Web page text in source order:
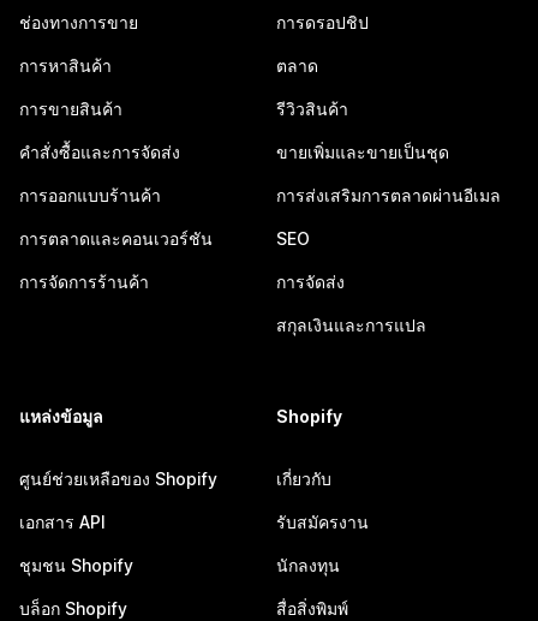
ช่องทางการขาย
การหาสินค้า
การขายสินค้า
คำสั่งซื้อและการจัดส่ง
การออกแบบร้านค้า
การตลาดและคอนเวอร์ชัน
การจัดการร้านค้า
การดรอปชิป
ตลาด
รีวิวสินค้า
ขายเพิ่มและขายเป็นชุด
การส่งเสริมการตลาดผ่านอีเมล
SEO
การจัดส่ง
สกุลเงินและการแปล
แหล่งข้อมูล
ศูนย์ช่วยเหลือของ Shopify
เอกสาร API
ชุมชน Shopify
บล็อก Shopify
Shopify
เกี่ยวกับ
รับสมัครงาน
นักลงทุน
สื่อสิ่งพิมพ์